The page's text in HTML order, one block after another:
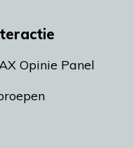
Opinie Panel